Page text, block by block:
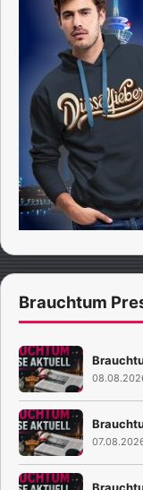
Brauchtum